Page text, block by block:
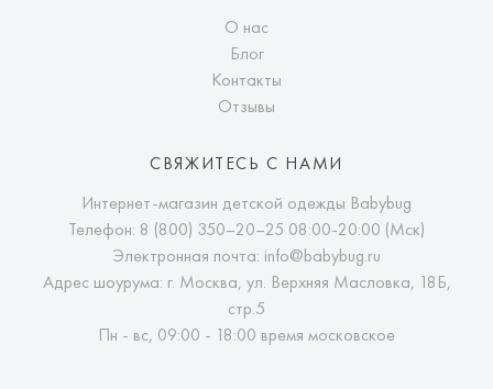
О нас
Блог
Контакты
Отзывы
СВЯЖИТЕСЬ С НАМИ
Интернет-магазин детской одежды Babybug
Телефон: 8 (800) 350–20–25 08:00-20:00 (Мск)
Электронная почта: info@babybug.ru
Адрес шоурума: г. Москва, ул. Верхняя Масловка, 18Б,
стр.5
Пн - вс, 09:00 - 18:00 время московское